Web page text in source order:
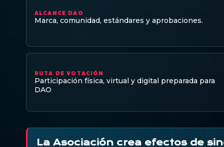
ALCANCE DAO
Marca, comunidad, estándares y aprobaciones.
RUTA DE VOTACIÓN
Participación física, virtual y digital preparada para
DAO
La Asociación crea efectos de